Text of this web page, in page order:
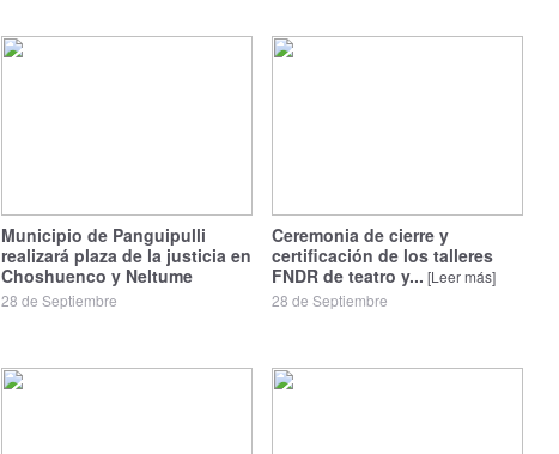
Municipio de Panguipulli
realizará plaza de la justicia en
Choshuenco y Neltume
28 de Septiembre
Ceremonia de cierre y
certificación de los talleres
FNDR de teatro y... [Leer más]
28 de Septiembre